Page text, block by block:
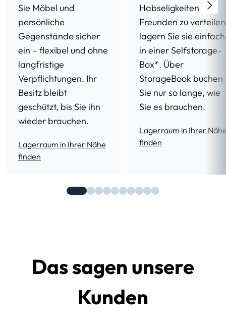
Sie Möbel und
persönliche
Gegenstände sicher
ein – flexibel und ohne
langfristige
Verpflichtungen. Ihr
Besitz bleibt
geschützt, bis Sie ihn
wieder brauchen.
Lagerraum in Ihrer Nähe
finden
Habseligkeiten bei
Freunden zu
lagern Sie sie einfach
in einer Selfstorage-
Box*. Über
StorageBook buchen
Sie nur so lange, wie
Sie es brauchen.
Lagerraum in Ihrer
finden
Das sagen unsere
Kunden